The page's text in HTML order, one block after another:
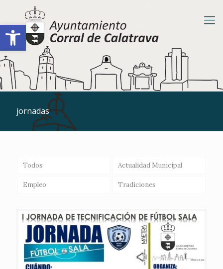
Abrir barra de herramientas
jornadas
Todos Actualidad Municipal
Empleo Tradiciones